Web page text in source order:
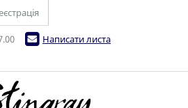
Написати листа